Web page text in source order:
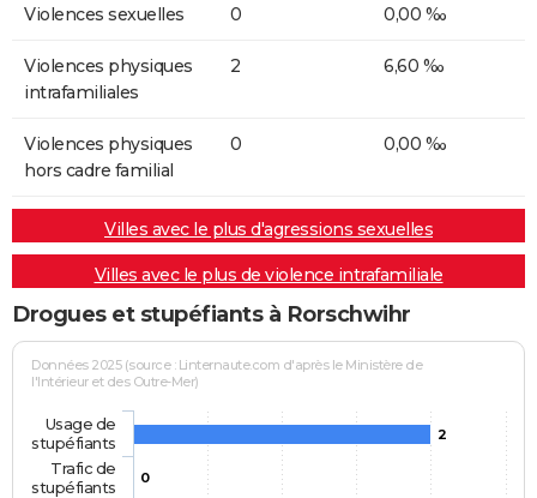
Violences sexuelles 0 0,00 ‰
Violences physiques
intrafamiliales
2 6,60 ‰
Violences physiques
hors cadre familial
0 0,00 ‰
Villes avec le plus d'agressions sexuelles
Villes avec le plus de violence intrafamiliale
Drogues et stupéfiants à Rorschwihr
Données 2025 (source : Linternaute.com d'après le Ministère de
l'Intérieur et des Outre-Mer)
2
0
Usage de
stupéfiants
Trafic de
stupéfiants